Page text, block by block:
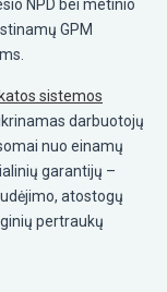
NPD bei metinio
GPM
sistemos
darbuotojų
nuo einamų
garantijų –
atostogų
pertraukų